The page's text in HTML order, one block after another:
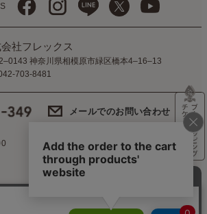
社フレックス
神奈川県相模原市緑区橋本4–16–13
703-8481
メールでのお問い合わせ
翌営業日に対応いたします。